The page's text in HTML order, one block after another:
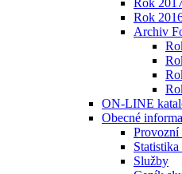
Rok 2017
Rok
Archiv
ON-LINE
Obecné
Provozní
Služby